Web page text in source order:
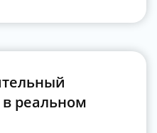
реальном